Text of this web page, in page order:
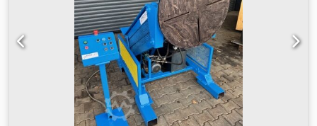
28 mm Horizontalna visina min. 0,65 m, maks Visina
nagnuta min. 0,95 m Brzina od 0,01 - 1,1 o/min Nagib do
135° Ručni i nožni daljinski upravljač s prikazom brzine
vrlo robustan Cijena ne uključuje dodatke, pribor dolazi uz
vrlo razumnu dodatnu naknadu Doplata za stol 1900 €
(samo u kombinaciji s pozicionerom)